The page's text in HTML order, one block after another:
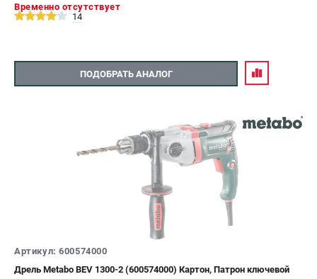
Временно отсутствует
14
ПОДОБРАТЬ АНАЛОГ
Артикул: 600574000
Дрель Metabo BEV 1300-2 (600574000) Картон, Патрон ключевой